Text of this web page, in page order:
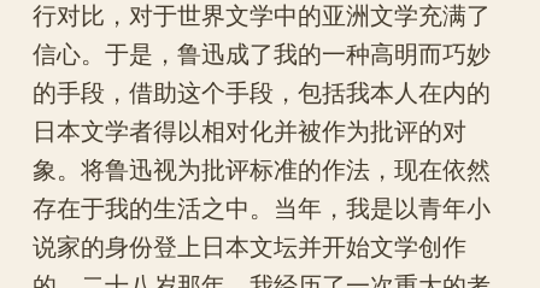
行对比，对于世界文学中的亚洲文学充满了
信心。于是，鲁迅成了我的一种高明而巧妙
的手段，借助这个手段，包括我本人在内的
日本文学者得以相对化并被作为批评的对
象。将鲁迅视为批评标准的作法，现在依然
存在于我的生活之中。当年，我是以青年小
说家的身份登上日本文坛并开始文学创作